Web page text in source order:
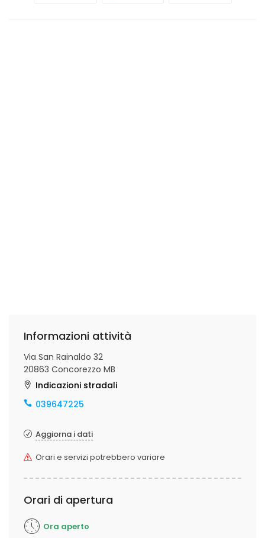
Informazioni attività
Via San Rainaldo 32
20863 Concorezzo MB
Indicazioni stradali
039647225
Aggiorna i dati
Orari e servizi potrebbero variare
Orari di apertura
Ora aperto